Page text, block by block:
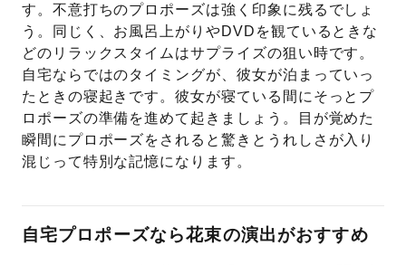
す。不意打ちのプロポーズは強く印象に残るでしょ
う。同じく、お風呂上がりやDVDを観ているときな
どのリラックスタイムはサプライズの狙い時です。
自宅ならではのタイミングが、彼女が泊まっていっ
たときの寝起きです。彼女が寝ている間にそっとプ
ロポーズの準備を進めて起きましょう。目が覚めた
瞬間にプロポーズをされると驚きとうれしさが入り
混じって特別な記憶になります。
自宅プロポーズなら花束の演出がおすすめ